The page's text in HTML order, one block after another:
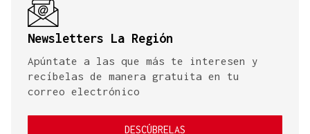
Newsletters La Región
Apúntate a las que más te interesen y
recíbelas de manera gratuita en tu
correo electrónico
DESCÚBRELAS